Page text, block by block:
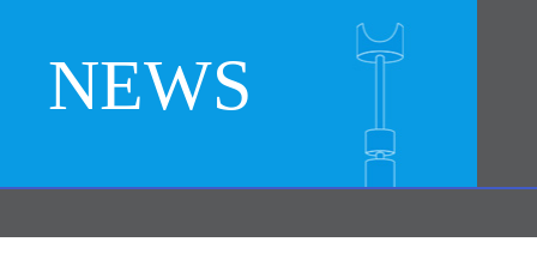
AM105
NEWS